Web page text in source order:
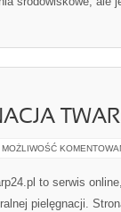
MOŻLIWOŚĆ
to serwis
pielęgnacji.